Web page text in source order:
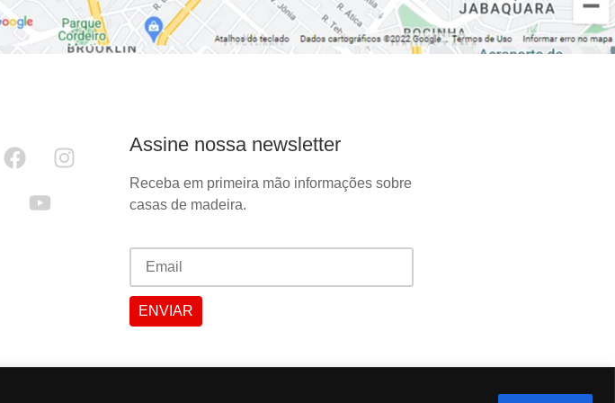
Assine nossa newsletter
Receba em primeira mão informações sobre
casas de madeira.